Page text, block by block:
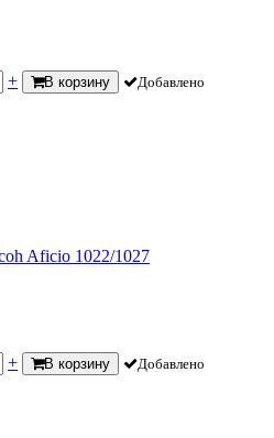
+ В корзину Добавлено
Aficio 1022/1027
+ В корзину Добавлено